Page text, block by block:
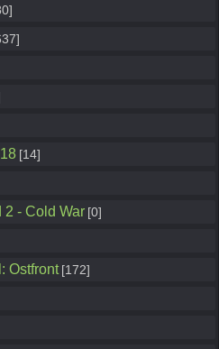
[14]
2 - Cold War [0]
Ostfront [172]